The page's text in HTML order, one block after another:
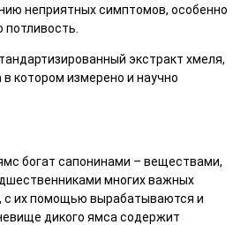
неприятных симптомов, особенно
экстракт хмеля,
котором измерено и научно
богат сапонинами – веществами,
многих важных
с их помощью вырабатываются и
дикого ямса содержит